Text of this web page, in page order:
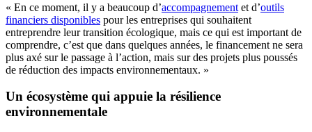
« En ce moment, il y a beaucoup d’accompagnement et d’outils
financiers disponibles pour les entreprises qui souhaitent
entreprendre leur transition écologique, mais ce qui est important de
comprendre, c’est que dans quelques années, le financement ne sera
plus axé sur le passage à l’action, mais sur des projets plus poussés
de réduction des impacts environnementaux. »
Un écosystème qui appuie la résilience
environnementale